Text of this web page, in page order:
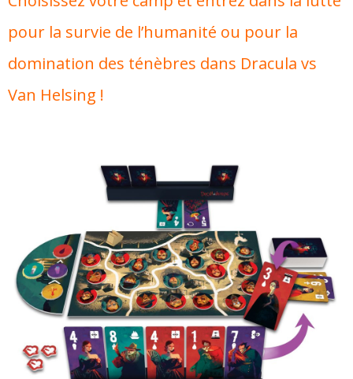
pour la survie de l’humanité ou pour la
domination des ténèbres dans Dracula vs
Van Helsing !